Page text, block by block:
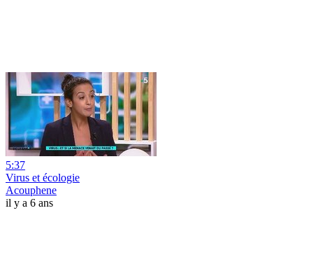
5:37
Virus et écologie
Acouphene
il y a 6 ans